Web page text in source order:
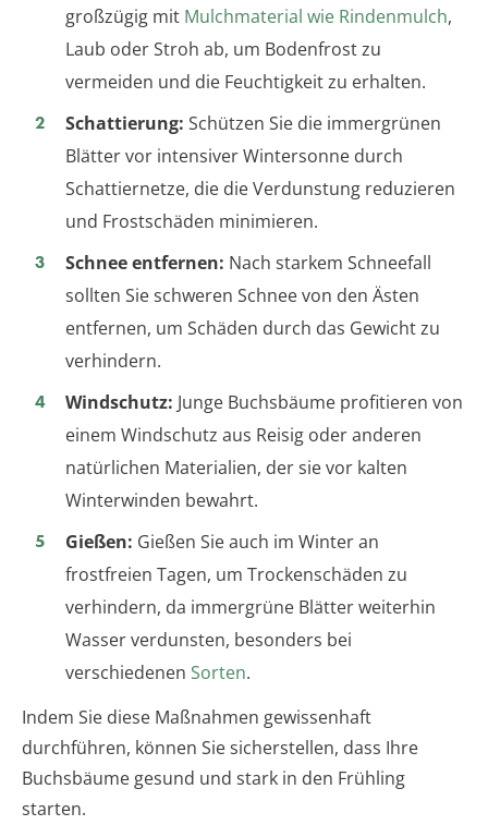
großzügig mit Mulchmaterial wie Rindenmulch,
Laub oder Stroh ab, um Bodenfrost zu
vermeiden und die Feuchtigkeit zu erhalten.
Schattierung: Schützen Sie die immergrünen
Blätter vor intensiver Wintersonne durch
Schattiernetze, die die Verdunstung reduzieren
und Frostschäden minimieren.
Schnee entfernen: Nach starkem Schneefall
sollten Sie schweren Schnee von den Ästen
entfernen, um Schäden durch das Gewicht zu
verhindern.
Windschutz: Junge Buchsbäume profitieren von
einem Windschutz aus Reisig oder anderen
natürlichen Materialien, der sie vor kalten
Winterwinden bewahrt.
Gießen: Gießen Sie auch im Winter an
frostfreien Tagen, um Trockenschäden zu
verhindern, da immergrüne Blätter weiterhin
Wasser verdunsten, besonders bei
verschiedenen Sorten.
Indem Sie diese Maßnahmen gewissenhaft
durchführen, können Sie sicherstellen, dass Ihre
Buchsbäume gesund und stark in den Frühling
starten.